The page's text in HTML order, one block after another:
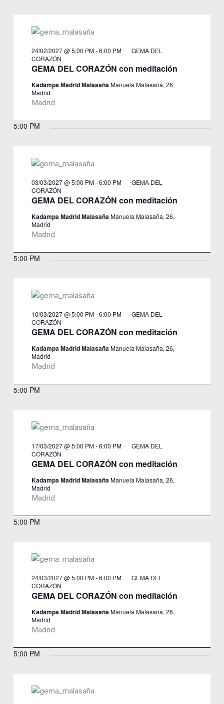
GEMA DEL CORAZÓN con meditación
24/02/2027 @ 5:00 PM-6:00 PM
GEMA DEL
CORAZÓN
Kadampa Madrid MalasañaManuela Malasaña, 26,
Madrid
Madrid
5:00 PM
GEMA DEL CORAZÓN con meditación
03/03/2027 @ 5:00 PM-6:00 PM
GEMA DEL
CORAZÓN
Kadampa Madrid MalasañaManuela Malasaña, 26,
Madrid
Madrid
5:00 PM
GEMA DEL CORAZÓN con meditación
10/03/2027 @ 5:00 PM-6:00 PM
GEMA DEL
CORAZÓN
Kadampa Madrid MalasañaManuela Malasaña, 26,
Madrid
Madrid
5:00 PM
GEMA DEL CORAZÓN con meditación
17/03/2027 @ 5:00 PM-6:00 PM
GEMA DEL
CORAZÓN
Kadampa Madrid MalasañaManuela Malasaña, 26,
Madrid
Madrid
5:00 PM
GEMA DEL CORAZÓN con meditación
24/03/2027 @ 5:00 PM-6:00 PM
GEMA DEL
CORAZÓN
Kadampa Madrid MalasañaManuela Malasaña, 26,
Madrid
Madrid
5:00 PM